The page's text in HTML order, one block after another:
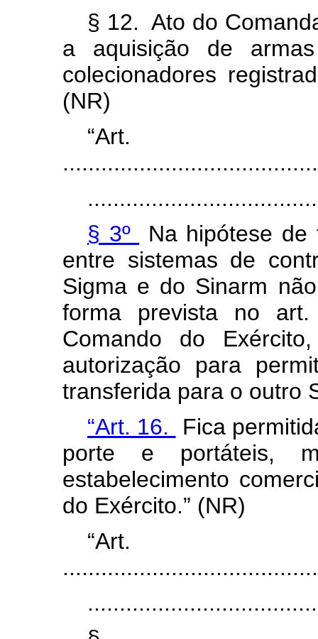
§ 12. Ato do
a aquisição de
colecionadores
(NR)
§ 3º
Na hipótese de
entre sistemas de
Sigma e do Sinarm
forma prevista no
Comando do
autorização para
transferida para o outro
“Art. 16.
Fica
porte e portáteis,
estabelecimento
do Exército.” (NR)